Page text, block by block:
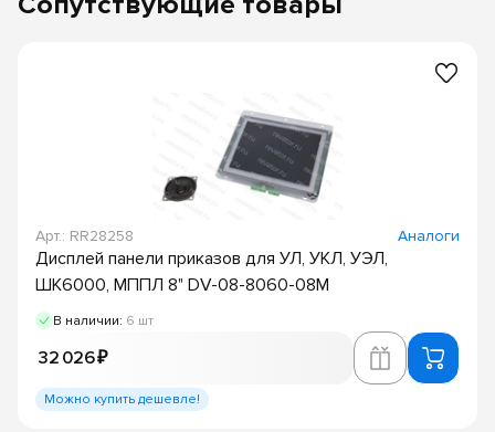
Арт.: RR28258 Аналоги
Дисплей панели приказов для УЛ, УКЛ, УЭЛ,
ШК6000, МППЛ 8" DV-08-8060-08М
В наличии: 6 шт
32 026 ₽
Можно купить дешевле!